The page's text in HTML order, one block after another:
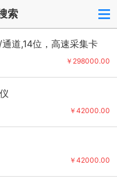
索
道,14位，高速采集卡
￥298000.00
￥42000.00
￥42000.00